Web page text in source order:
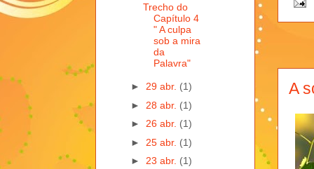
A
Trecho do
Capítulo 4
" A culpa
sob a mira
da
Palavra"
► 29 abr. (1)
► 28 abr. (1)
► 26 abr. (1)
► 25 abr. (1)
► 23 abr. (1)